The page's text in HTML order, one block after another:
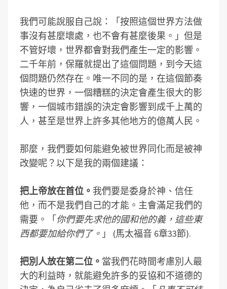
我們可能說服自己說：「按照這個世界方法做
事沒有甚麼壞處，也不會有甚麼後果。」但是
不管好壞，世界都會對我們產生一定的影響。
二千年前，保羅就提出了這個問題，到今天這
個問題仍然存在。唯一不同的是，在這個節奏
快速的世界，一個糟糕的決定會產生很大的影
響，一個城市錯誤的決定會影響到成千上萬的
人，甚至是世界上許多其他地方的億萬人民。
那麼，我們要如何能避免被世界同化而是被神
改變呢？以下是我的兩個建議：
把上帝放在首位。 我們要是委身於神、信任
他，而不是我們自己的才能。主會滿足我們的
需要。「你們要先求他的國和他的義，這些東
西都要加給你們了。 」 (馬太福音 6章33節).
把別人放在第二位。 當我們花時間考慮別人最
大的利益時，就能避免許多的妥協和不道德的